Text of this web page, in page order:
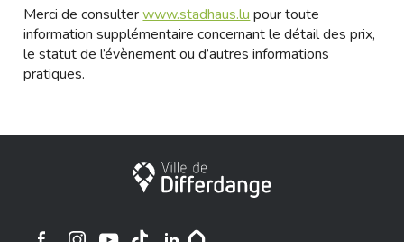
Merci de consulterwww.stadhaus.lu pour toute
information supplémentaire concernant le détail des prix,
le statut de l’évènement ou d’autres informations
pratiques.
Stadt Differdingen